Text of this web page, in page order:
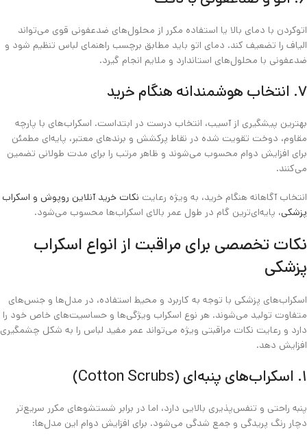
اتوکردن با دمای بالا یا استفاده مکرر از محلول‌های ضدعفونی قوی می‌تواند
الیاف را تضعیف کند. دمای اتو باید مطابق برچسب راهنمای لباس تنظیم شود و
ضدعفونی با محلول‌های استاندارد و ملایم انجام گیرد.
۷. انتخاب هوشمندانه هنگام خرید
بهترین پیشگیری از آسیب، انتخاب درست در ابتداست. اسکراب‌های با پارچه
مقاوم، دوخت تقویت‌ شده در نقاط پرکشش و برندهای معتبر، پایه‌ای مطمئن
برای افزایش دوام محسوب می‌شوند و ظاهر مرتب را برای مدت طولانی تضمین
می‌کنند.
انتخاب آگاهانه هنگام خرید، به ویژه رعایت نکات خرید آنلاین روپوش و اسکراب
پزشکی، پایه‌ای‌ترین گام در طول عمر بالای اسکراب‌ها محسوب می‌شود.
نکات تخصصی برای مراقبت از انواع اسکراب
پزشکی
اسکراب‌های پزشکی با توجه به کاربرد و محیط استفاده، در مدل‌ها و جنس‌های
متفاوت تولید می‌شوند. هر نوع اسکراب ویژگی‌ها و حساسیت‌های خاص خود را
دارد و رعایت نکات مراقبتی ویژه می‌تواند عمر مفید لباس را به شکل چشمگیری
افزایش دهد.
۱. اسکراب‌های پنبه‌ای (Cotton Scrubs)
پنبه راحتی و تنفس‌پذیری بالایی دارد، اما در برابر شستشوهای مکرر سریع‌تر
دچار رنگ‌ پریدگی و جمع‌ شدگی می‌شود. برای افزایش دوام این مدل‌ها: